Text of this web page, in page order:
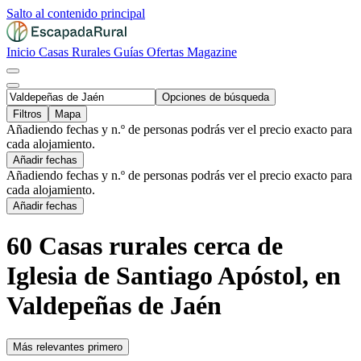
Salto al contenido principal
Inicio Casas Rurales Guías Ofertas Magazine
Opciones de búsqueda
Filtros
Mapa
Añadiendo fechas y n.º de personas podrás ver el precio exacto para
cada alojamiento.
Añadir fechas
Añadiendo fechas y n.º de personas podrás ver el precio exacto para
cada alojamiento.
Añadir fechas
60 Casas rurales cerca de
Iglesia de Santiago Apóstol, en
Valdepeñas de Jaén
Más relevantes primero